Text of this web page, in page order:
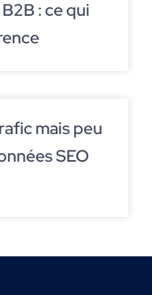
: ce qui
mais peu
SEO